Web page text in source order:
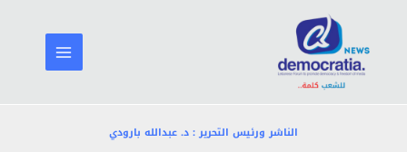
المحتوى
الناشر ورئيس التحرير : د. عبدالله بارودي